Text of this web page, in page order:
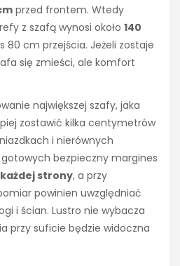
przed frontem. Wtedy
z szafą wynosi około 140
80 cm przejścia. Jeżeli zostaje
się zmieści, ale komfort
największej szafy, jaka
zostawić kilka centymetrów
i nierównych
bezpieczny margines
każdej strony, a przy
powinien uwzględniać
i ścian. Lustro nie wybacza
przy suficie będzie widoczna